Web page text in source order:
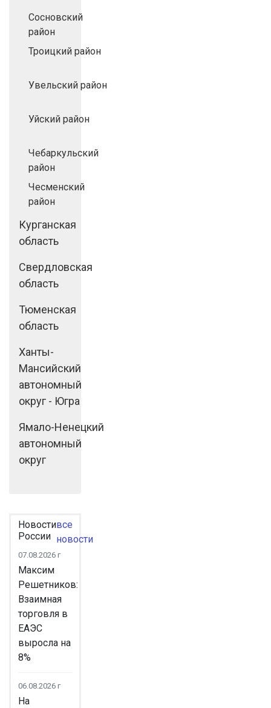
Сосновский
район
Троицкий район
Увельский район
Уйский район
Чебаркульский
район
Чесменский
район
Курганская
область
Свердловская
область
Тюменская
область
Ханты-
Мансийский
автономный
округ - Югра
Ямало-Ненецкий
автономный
округ
Новости
России
все
новости
07.08.2026 г
Максим
Решетников:
Взаимная
торговля в
ЕАЭС
выросла на
8%
06.08.2026 г
На